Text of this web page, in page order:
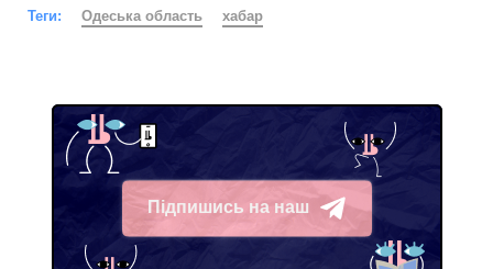
Теги: Одеська область хабар
Підпишись на наш
Telegram